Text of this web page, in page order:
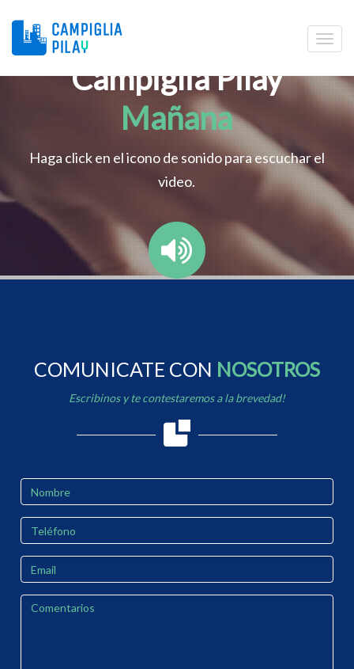
Campiglia Pilay
Mañana
Haga click en el icono de sonido para escuchar el
video.
COMUNICATE CON NOSOTROS
Escribinos y te contestaremos a la brevedad!